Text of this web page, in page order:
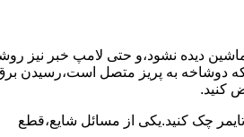
دﯾﺪه نشود،و حتی ﻻﻣﭗ ﺧﺒﺮ ﻧﯿﺰ روﺷﻦ
راﺑﻂ ﻣﻌﯿﻮب ﺷﺪه است.نحوه رفع:درحالیکه دوﺷﺎﺧﻪ ﺑﻪ ﭘﺮﯾﺰ ﻣﺘﺼﻞ
کنید.
ﺗﺎﯾﻤﺮ چک کنید.یکی از مسائل شایع،ﻗﻄﻊ